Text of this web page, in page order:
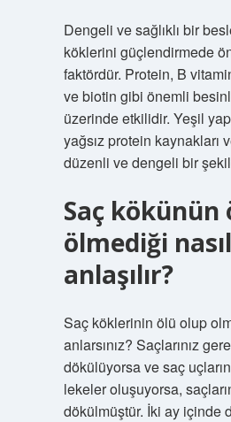
Dengeli ve sağlıklı bir
köklerini güçlendirmede
faktördür. Protein, B
ve biotin gibi önemli
üzerinde etkilidir. Yeşil
yağsız protein kaynakları
düzenli ve dengeli bir
Saç kökünün
ölmediği nasıl
anlaşılır?
Saç köklerinin ölü olup
anlarsınız? Saçlarınız
dökülüyorsa ve saç
lekeler oluşuyorsa,
dökülmüştür. İki ay içinde